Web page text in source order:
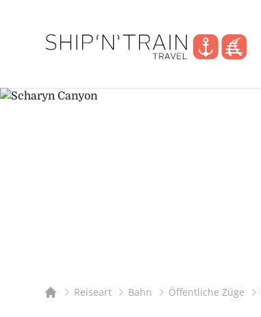
Reiseart Bahn Öffentliche Züge